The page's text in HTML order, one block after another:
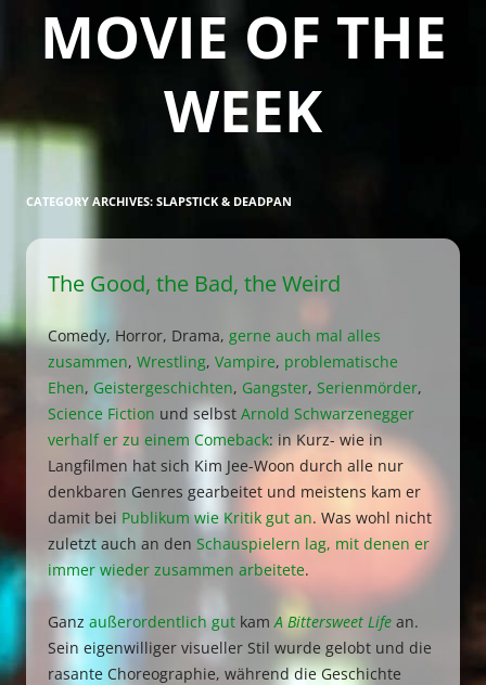
MOVIE OF THE
WEEK
CATEGORY ARCHIVES: SLAPSTICK & DEADPAN
The Good, the Bad, the Weird
Comedy, Horror, Drama, gerne auch mal alles
zusammen, Wrestling, Vampire, problematische
Ehen, Geistergeschichten, Gangster, Serienmörder,
Science Fiction und selbst Arnold Schwarzenegger
verhalf er zu einem Comeback: in Kurz- wie in
Langfilmen hat sich Kim Jee-Woon durch alle nur
denkbaren Genres gearbeitet und meistens kam er
damit bei Publikum wie Kritik gut an. Was wohl nicht
zuletzt auch an den Schauspielern lag, mit denen er
immer wieder zusammen arbeitete.
Ganz außerordentlich gut kamA Bittersweet Life an.
Sein eigenwilliger visueller Stil wurde gelobt und die
rasante Choreographie, während die Geschichte